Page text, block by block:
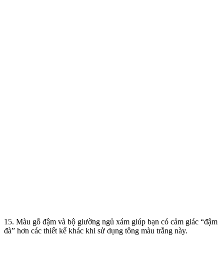
15. Màu gỗ đậm và bộ giường ngủ xám giúp bạn có cảm giác “đậm
đà” hơn các thiết kế khác khi sử dụng tông màu trắng này.